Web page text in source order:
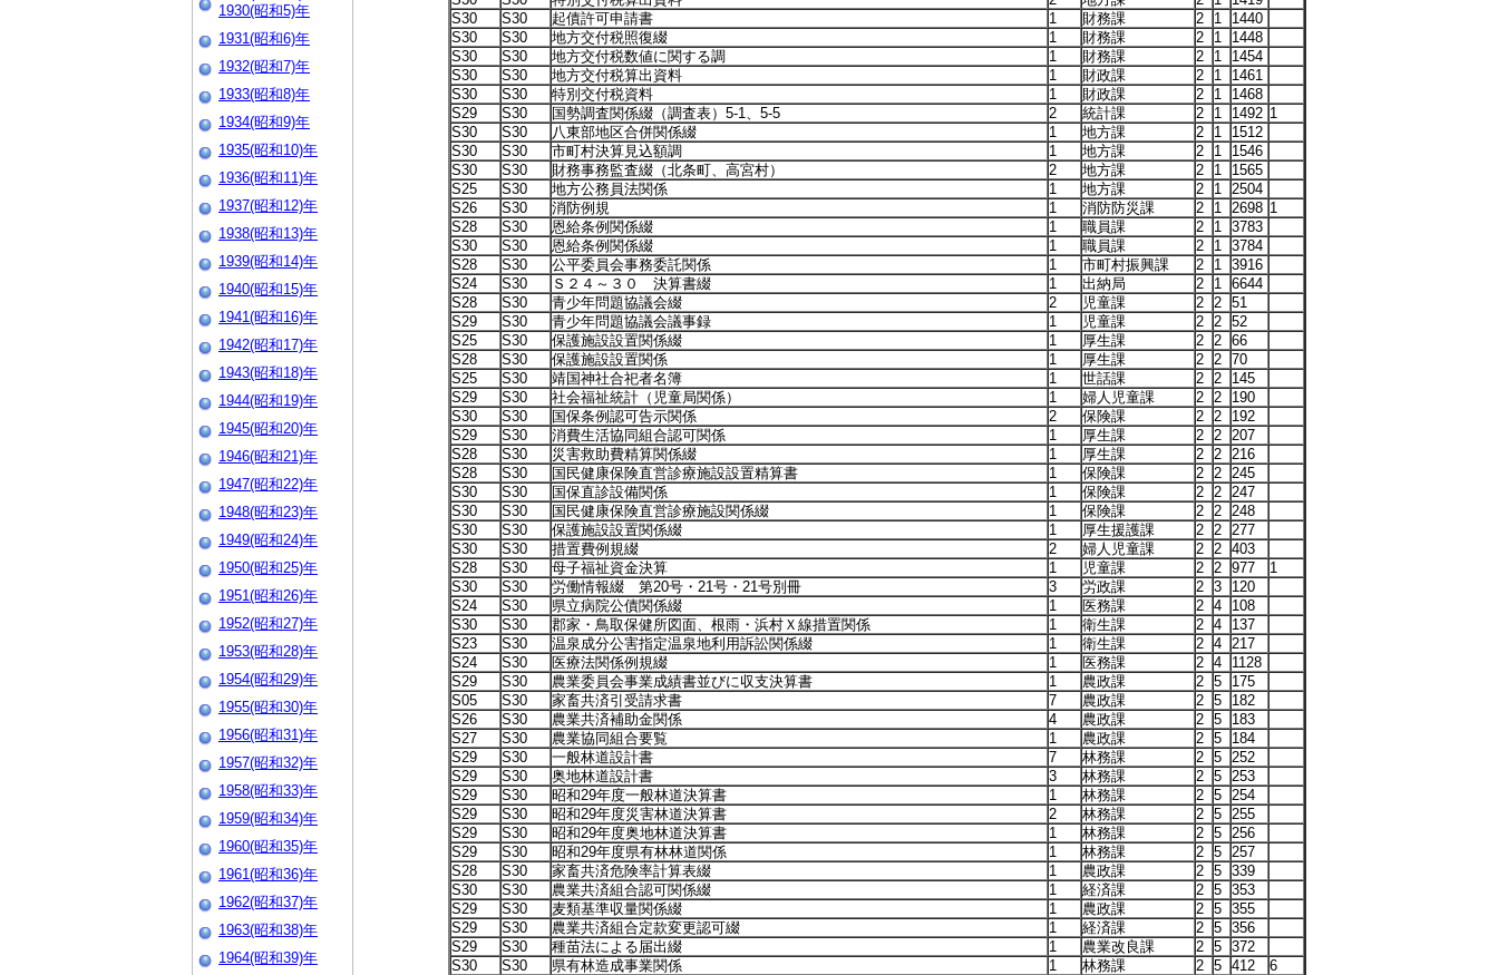
1930(昭和5)年
1931(昭和6)年
1932(昭和7)年
1933(昭和8)年
1934(昭和9)年
1935(昭和10)年
1936(昭和11)年
1937(昭和12)年
1938(昭和13)年
1939(昭和14)年
1940(昭和15)年
1941(昭和16)年
1942(昭和17)年
1943(昭和18)年
1944(昭和19)年
1945(昭和20)年
1946(昭和21)年
1947(昭和22)年
1948(昭和23)年
1949(昭和24)年
1950(昭和25)年
1951(昭和26)年
1952(昭和27)年
1953(昭和28)年
1954(昭和29)年
1955(昭和30)年
1956(昭和31)年
1957(昭和32)年
1958(昭和33)年
1959(昭和34)年
1960(昭和35)年
1961(昭和36)年
1962(昭和37)年
1963(昭和38)年
1964(昭和39)年
S30
S30 起債許可申請書 1 財務課 2 1
1440
S30
S30 地方交付税照復綴 1 財務課 2 1
1448
S30
S30 地方交付税数値に関する調 1 財務課 2 1
1454
S30
S30 地方交付税算出資料 1 財政課 2 1
1461
S30
S30 特別交付税資料 1 財政課 2 1
1468
S29
S30 国勢調査関係綴（調査表）5-1、5-5 2 統計課 2 1 1492 1
S30
S30 八東部地区合併関係綴 1 地方課 2 1
1512
S30
S30 市町村決算見込額調 1 地方課 2 1
1546
S30
S30 財務事務監査綴（北条町、高宮村） 2 地方課 2 1
1565
S25
S30 地方公務員法関係 1 地方課 2 1 2504
S26
S30 消防例規 1 消防防災課 2 1 2698 1
S28
S30 恩給条例関係綴 1 職員課 2 1 3783
S30
S30 恩給条例関係綴 1 職員課 2 1 3784
S28
S30 公平委員会事務委託関係 1 市町村振興課 2 1 3916
S24
S30 Ｓ２４～３０ 決算書綴 1 出納局 2 1 6644
S28
S30 青少年問題協議会綴 2 児童課 2 2 51
S29
S30 青少年問題協議会議事録 1 児童課 2 2 52
S25
S30 保護施設設置関係綴 1 厚生課 2 2 66
S28
S30 保護施設設置関係 1 厚生課 2 2 70
S25
S30 靖国神社合祀者名簿 1 世話課 2 2
145
S29
S30 社会福祉統計（児童局関係） 1 婦人児童課 2 2
190
S30
S30 国保条例認可告示関係 2 保険課 2 2
192
S29
S30 消費生活協同組合認可関係 1 厚生課 2 2 207
S28
S30 災害救助費精算関係綴 1 厚生課 2 2 216
S28
S30 国民健康保険直営診療施設設置精算書 1 保険課 2 2 245
S30
S30 国保直診設備関係 1 保険課 2 2 247
S30
S30 国民健康保険直営診療施設関係綴 1 保険課 2 2 248
S30
S30 保護施設設置関係綴 1 厚生援護課 2 2 277
S30
S30 措置費例規綴 2 婦人児童課 2 2 403
S28
S30 母子福祉資金決算 1 児童課 2 2 977
1
S30
S30 労働情報綴 第20号・21号・21号別冊 3 労政課 2 3
120
S24
S30 県立病院公債関係綴 1 医務課 2 4
108
S30
S30 郡家・鳥取保健所図面、根雨・浜村Ｘ線措置関係 1 衛生課 2 4
137
S23
S30 温泉成分公害指定温泉地利用訴訟関係綴 1 衛生課 2 4 217
S24
S30 医療法関係例規綴 1 医務課 2 4
1128
S29
S30 農業委員会事業成績書並びに収支決算書 1 農政課 2 5
175
S05
S30 家畜共済引受請求書 7 農政課 2 5
182
S26
S30 農業共済補助金関係 4 農政課 2 5
183
S27
S30 農業協同組合要覧 1 農政課 2 5
184
S29
S30 一般林道設計書 7 林務課 2 5 252
S29
S30 奥地林道設計書 3 林務課 2 5 253
S29
S30 昭和29年度一般林道決算書 1 林務課 2 5 254
S29
S30 昭和29年度災害林道決算書 2 林務課 2 5 255
S29
S30 昭和29年度奥地林道決算書 1 林務課 2 5 256
S29
S30 昭和29年度県有林林道関係 1 林務課 2 5 257
S28
S30 家畜共済危険率計算表綴 1 農政課 2 5 339
S30
S30 農業共済組合認可関係綴 1 経済課 2 5 353
S29
S30 麦類基準収量関係綴 1 農政課 2 5 355
S29
S30 農業共済組合定款変更認可綴 1 経済課 2 5 356
S29
S30 種苗法による届出綴 1 農業改良課 2 5 372
S30
S30 県有林造成事業関係 1 林務課 2 5 412
6